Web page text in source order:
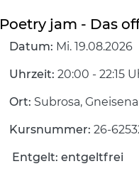
Poetry jam - Das
Datum: Mi. 19.08.2026
Uhrzeit: 20:00 - 22:15
Ort: Subrosa,
Kursnummer: 26-
Entgelt: entgeltfrei